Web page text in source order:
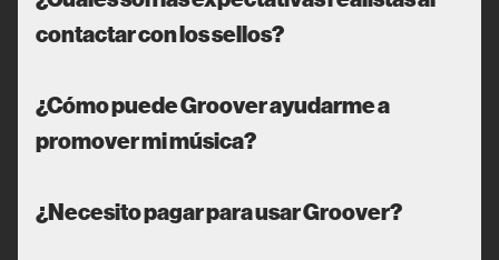
contactar con los sellos?
¿Cómo puede Groover ayudarme a
promover mi música?
¿Necesito pagar para usar Groover?